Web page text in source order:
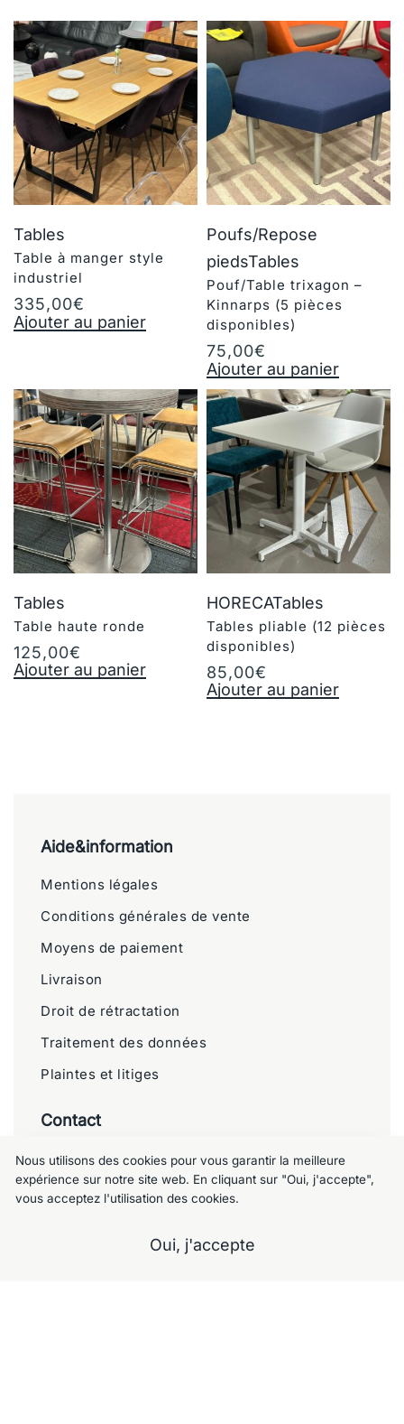
Tables
Table à manger style
industriel
335,00€
Ajouter au panier
Poufs/Repose
piedsTables
Pouf/Table trixagon –
Kinnarps (5 pièces
disponibles)
75,00€
Ajouter au panier
Tables
Table haute ronde
125,00€
Ajouter au panier
HORECATables
Tables pliable (12 pièces
disponibles)
85,00€
Ajouter au panier
Aide&information
Mentions légales
Conditions générales de vente
Moyens de paiement
Livraison
Droit de rétractation
Traitement des données
Plaintes et litiges
Contact
Meublemalin
Chaussée de Charleroi 125, 1060 Saint-
+32 477 09 49 80
Nous utilisons des cookies pour vous garantir la meilleure
expérience sur notre site web. En cliquant sur "Oui, j'accepte",
vous acceptez l'utilisation des cookies.
Oui, j'accepte